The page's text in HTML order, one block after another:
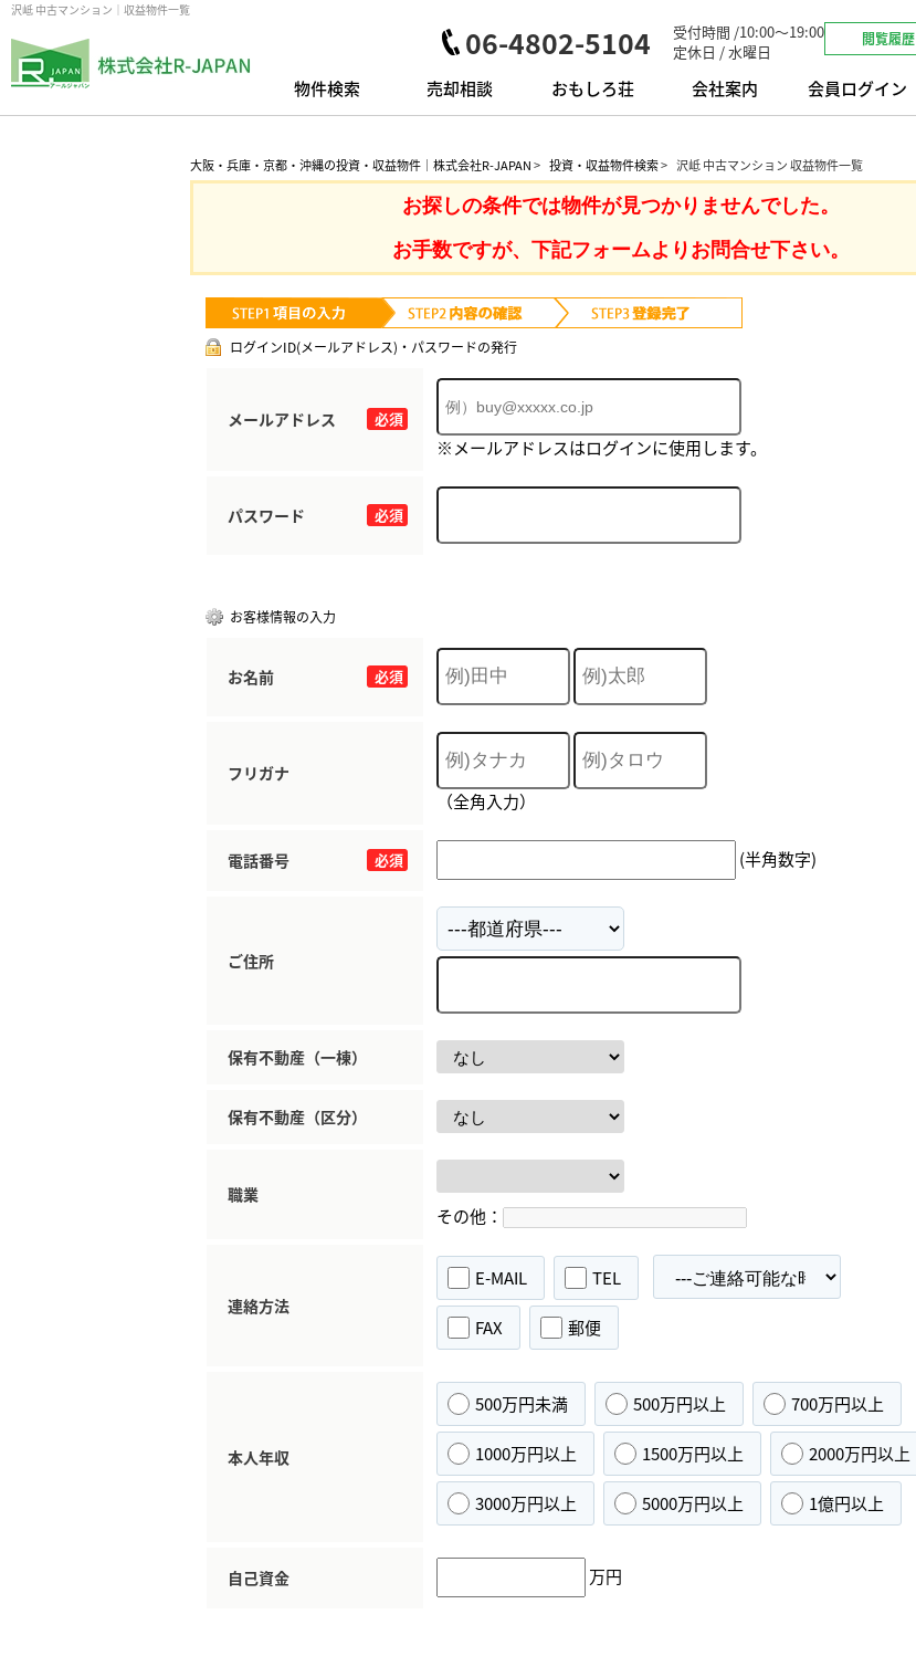
沢岻 中古マンション｜収益物件一覧
06-4802-5104
受付時間 /10:00～19:00
定休日 / 水曜日
閲覧履歴
物件検索 売却相談 おもしろ荘 会社案内 会員ログイン
大阪・兵庫・京都・沖縄の投資・収益物件｜株式会社R-JAPAN> 投資・収益物件検索> 沢岻 中古マンション 収益物件一覧
お探しの条件では物件が見つかりませんでした。
お手数ですが、下記フォームよりお問合せ下さい。
ログインID(メールアドレス)・パスワードの発行
必須
メールアドレス
※メールアドレスはログインに使用します。
必須
パスワード
お客様情報の入力
必須
お名前
フリガナ
（全角入力）
必須
電話番号 (半角数字)
ご住所
保有不動産（一棟）
保有不動産（区分）
職業
その他：
連絡方法
E-MAIL TEL
FAX 郵便
本人年収
500万円未満 500万円以上 700万円以上
1000万円以上 1500万円以上 2000万円以上
3000万円以上 5000万円以上 1億円以上
自己資金 万円